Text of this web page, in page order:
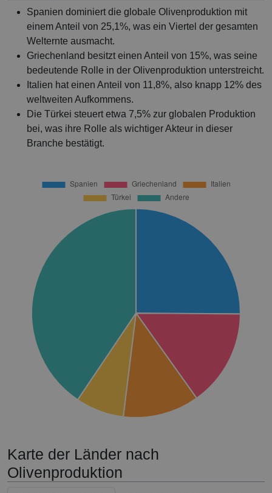
Spanien dominiert die globale Olivenproduktion mit
einem Anteil von 25,1%, was ein Viertel der gesamten
Welternte ausmacht.
Griechenland besitzt einen Anteil von 15%, was seine
bedeutende Rolle in der Olivenproduktion unterstreicht.
Italien hat einen Anteil von 11,8%, also knapp 12% des
weltweiten Aufkommens.
Die Türkei steuert etwa 7,5% zur globalen Produktion
bei, was ihre Rolle als wichtiger Akteur in dieser
Branche bestätigt.
Karte der Länder nach
Olivenproduktion